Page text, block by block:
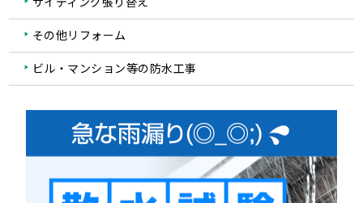
その他リフォーム
ビル・マンション等の防水工事